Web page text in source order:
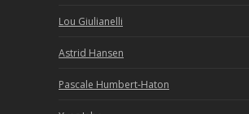
Lou Giulianelli
Astrid Hansen
Pascale Humbert-Haton